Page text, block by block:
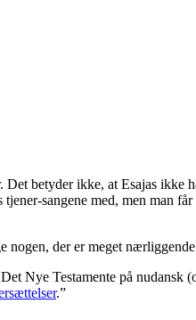
betyder ikke, at Esajas ikke
sangene med, men man
nogen, der er meget
Nye Testamente på nudansk
.”